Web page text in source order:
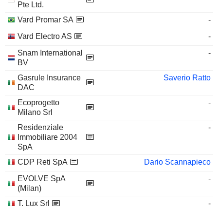
Pte Ltd.
Vard Promar SA
-
Vard Electro AS
-
Snam International
BV
-
Gasrule Insurance
DAC
Saverio Ratto
Ecoprogetto
Milano Srl
-
Residenziale
Immobiliare 2004
SpA
-
CDP Reti SpA
Dario Scannapieco
EVOLVE SpA
(Milan)
-
T. Lux Srl
-